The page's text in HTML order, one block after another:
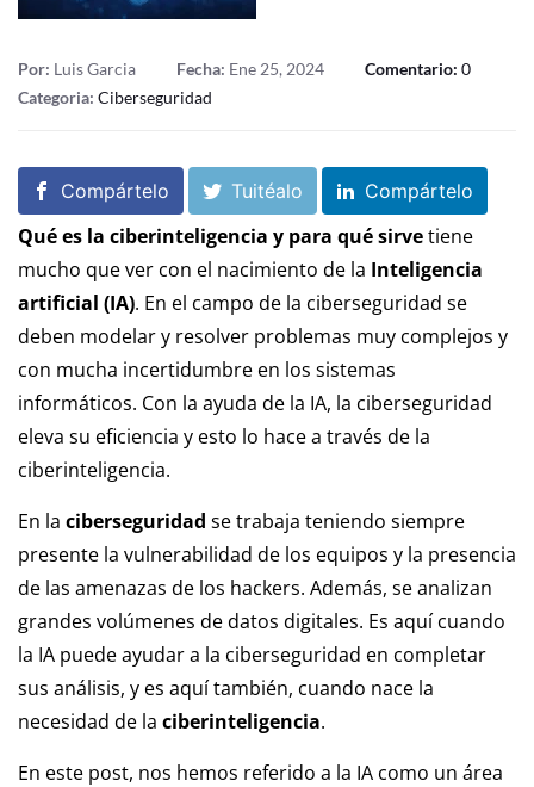
Por: Luis Garcia Fecha: Ene 25, 2024 Comentario: 0
Categoria: Ciberseguridad
Compártelo Tuitéalo Compártelo
Qué es la ciberinteligencia y para qué sirvetiene
mucho que ver con el nacimiento de la Inteligencia
artificial (IA). En el campo de la ciberseguridad se
deben modelar y resolver problemas muy complejos y
con mucha incertidumbre en los sistemas
informáticos. Con la ayuda de la IA, la ciberseguridad
eleva su eficiencia y esto lo hace a través de la
ciberinteligencia.
En la ciberseguridad se trabaja teniendo siempre
presente la vulnerabilidad de los equipos y la presencia
de las amenazas de los hackers. Además, se analizan
grandes volúmenes de datos digitales. Es aquí cuando
la IA puede ayudar a la ciberseguridad en completar
sus análisis, y es aquí también, cuando nace la
necesidad de la ciberinteligencia.
En este post, nos hemos referido a la IA como un área